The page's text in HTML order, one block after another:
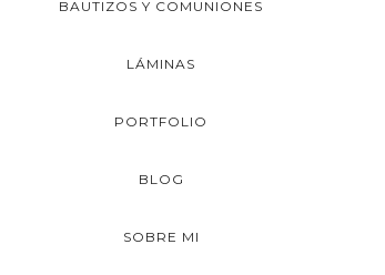
BAUTIZOS Y COMUNIONES
LÁMINAS
PORTFOLIO
BLOG
SOBRE MI